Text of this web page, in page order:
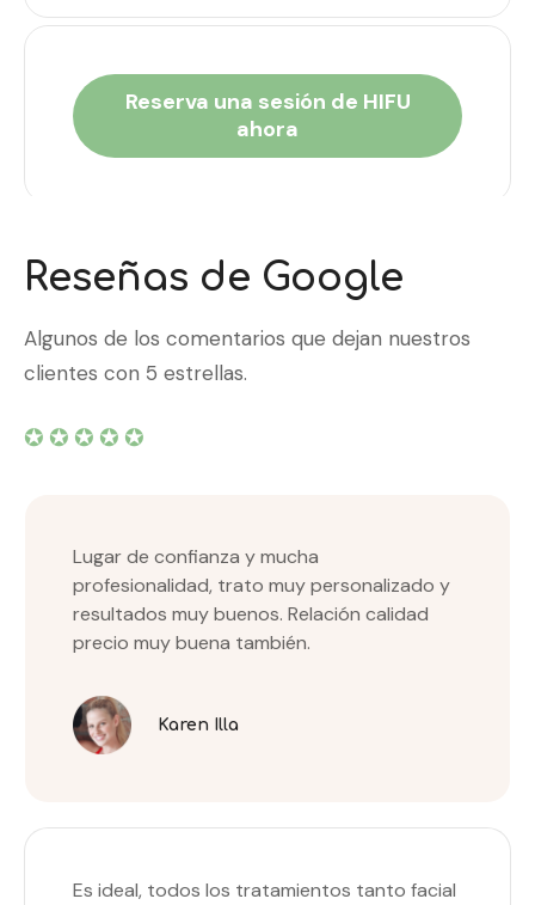
Reserva una sesión de HIFU
ahora
Reseñas de Google
Algunos de los comentarios que dejan nuestros
clientes con 5 estrellas.
✪✪✪✪✪
Lugar de confianza y mucha
profesionalidad, trato muy personalizado y
resultados muy buenos. Relación calidad
precio muy buena también.
Karen Illa
Es ideal, todos los tratamientos tanto facial